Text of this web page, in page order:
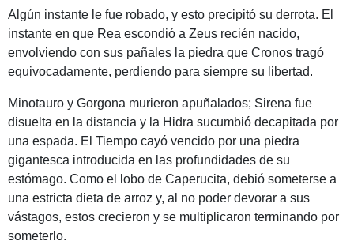
Algún instante le fue robado, y esto precipitó su derrota. El
instante en que Rea escondió a Zeus recién nacido,
envolviendo con sus pañales la piedra que Cronos tragó
equivocadamente, perdiendo para siempre su libertad.
Minotauro y Gorgona murieron apuñalados; Sirena fue
disuelta en la distancia y la Hidra sucumbió decapitada por
una espada. El Tiempo cayó vencido por una piedra
gigantesca introducida en las profundidades de su
estómago. Como el lobo de Caperucita, debió someterse a
una estricta dieta de arroz y, al no poder devorar a sus
vástagos, estos crecieron y se multiplicaron terminando por
someterlo.